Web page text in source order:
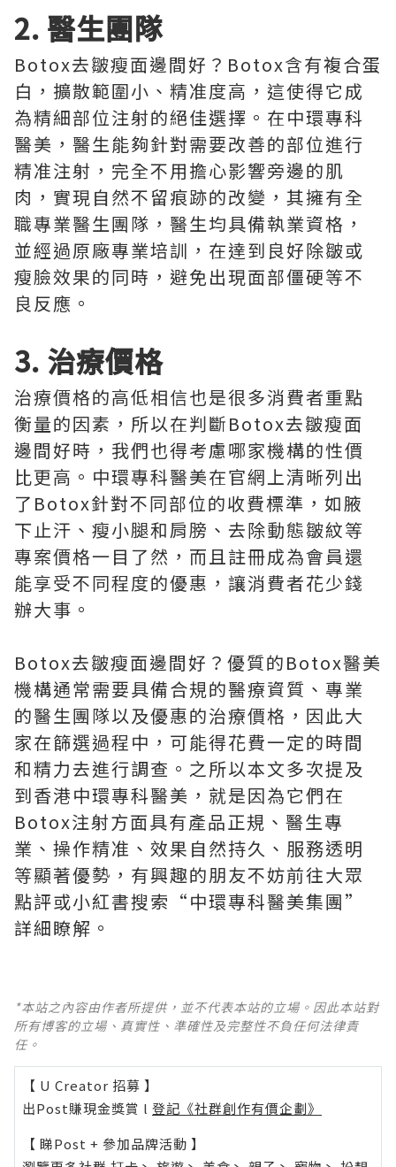
2. 醫生團隊
Botox去皺瘦面邊間好？Botox含有複合蛋
白，擴散範圍小、精准度高，這使得它成
為精細部位注射的絕佳選擇。在中環專科
醫美，醫生能夠針對需要改善的部位進行
精准注射，完全不用擔心影響旁邊的肌
肉，實現自然不留痕跡的改變，其擁有全
職專業醫生團隊，醫生均具備執業資格，
並經過原廠專業培訓，在達到良好除皺或
瘦臉效果的同時，避免出現面部僵硬等不
良反應。
3. 治療價格
治療價格的高低相信也是很多消費者重點
衡量的因素，所以在判斷Botox去皺瘦面
邊間好時，我們也得考慮哪家機構的性價
比更高。中環專科醫美在官網上清晰列出
了Botox針對不同部位的收費標準，如腋
下止汗、瘦小腿和肩膀、去除動態皺紋等
專案價格一目了然，而且註冊成為會員還
能享受不同程度的優惠，讓消費者花少錢
辦大事。
Botox去皺瘦面邊間好？優質的Botox醫美
機構通常需要具備合規的醫療資質、專業
的醫生團隊以及優惠的治療價格，因此大
家在篩選過程中，可能得花費一定的時間
和精力去進行調查。之所以本文多次提及
到香港中環專科醫美，就是因為它們在
Botox注射方面具有產品正規、醫生專
業、操作精准、效果自然持久、服務透明
等顯著優勢，有興趣的朋友不妨前往大眾
點評或小紅書搜索“中環專科醫美集團”
詳細瞭解。
*本站之內容由作者所提供，並不代表本站的立場。因此本站對
所有博客的立場、真實性、準確性及完整性不負任何法律責
任。
【 U Creator 招募 】
出Post賺現金獎賞 l 登記《社群創作有價企劃》
【 睇Post + 參加品牌活動 】